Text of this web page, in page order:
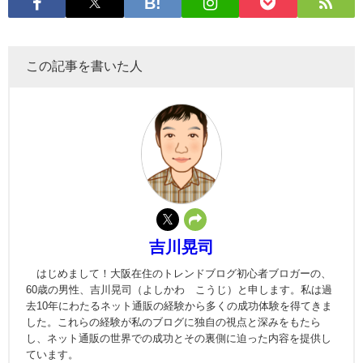
この記事を書いた人
吉川晃司
はじめまして！大阪在住のトレンドブログ初心者ブロガーの、
60歳の男性、吉川晃司（よしかわ こうじ）と申します。私は過
去10年にわたるネット通販の経験から多くの成功体験を得てきま
した。これらの経験が私のブログに独自の視点と深みをもたら
し、ネット通販の世界での成功とその裏側に迫った内容を提供し
ています。